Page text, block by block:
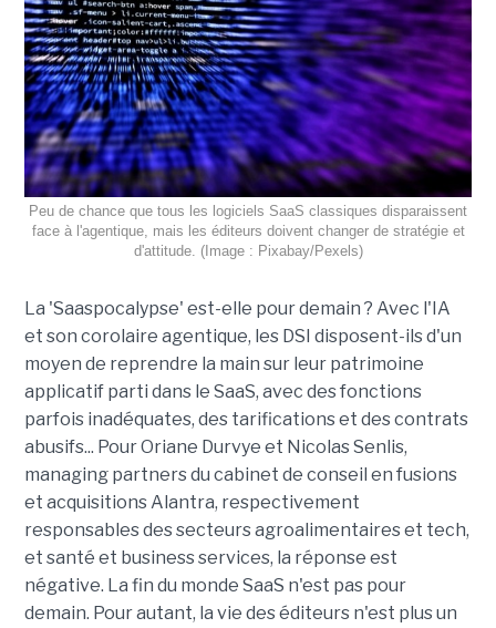
Peu de chance que tous les logiciels SaaS classiques disparaissent
face à l'agentique, mais les éditeurs doivent changer de stratégie et
d'attitude. (Image : Pixabay/Pexels)
La 'Saaspocalypse' est-elle pour demain ? Avec l'IA
et son corolaire agentique, les DSI disposent-ils d'un
moyen de reprendre la main sur leur patrimoine
applicatif parti dans le SaaS, avec des fonctions
parfois inadéquates, des tarifications et des contrats
abusifs... Pour Oriane Durvye et Nicolas Senlis,
managing partners du cabinet de conseil en fusions
et acquisitions Alantra, respectivement
responsables des secteurs agroalimentaires et tech,
et santé et business services, la réponse est
négative. La fin du monde SaaS n'est pas pour
demain. Pour autant, la vie des éditeurs n'est plus un